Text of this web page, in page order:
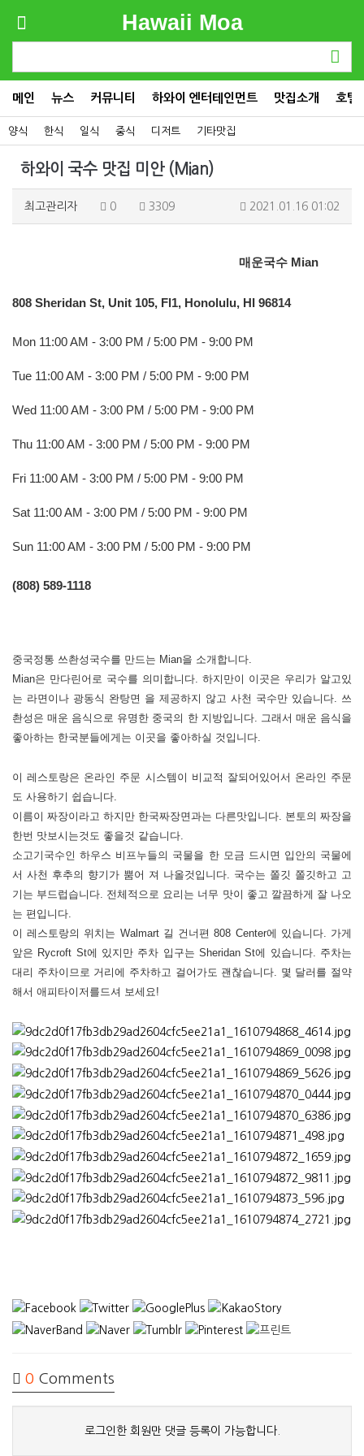
Hawaii Moa
메인 뉴스 커뮤니티 하와이 엔터테인먼트 맛집소개 호텔
양식 한식 일식 중식 디저트 기타맛집
하와이 국수 맛집 미안 (Mian)
최고관리자 0 3309 2021.01.16 01:02
매운국수 Mian
808 Sheridan St, Unit 105, Fl1, Honolulu, HI 96814
Mon 11:00 AM - 3:00 PM / 5:00 PM - 9:00 PM
Tue 11:00 AM - 3:00 PM / 5:00 PM - 9:00 PM
Wed 11:00 AM - 3:00 PM / 5:00 PM - 9:00 PM
Thu 11:00 AM - 3:00 PM / 5:00 PM - 9:00 PM
Fri 11:00 AM - 3:00 PM / 5:00 PM - 9:00 PM
Sat 11:00 AM - 3:00 PM / 5:00 PM - 9:00 PM
Sun 11:00 AM - 3:00 PM / 5:00 PM - 9:00 PM
(808) 589-1118
중국정통 쓰촨성국수를 만드는 Mian을 소개합니다.
Mian은 만다린어로 국수를 의미합니다. 하지만이 이곳은 우리가 알고있
는 라면이나 광동식 완탕면 을 제공하지 않고 사천 국수만 있습니다. 쓰
촨성은 매운 음식으로 유명한 중국의 한 지방입니다. 그래서 매운 음식을
좋아하는 한국분들에게는 이곳을 좋아하실 것입니다.
이 레스토랑은 온라인 주문 시스템이 비교적 잘되어있어서 온라인 주문
도 사용하기 쉽습니다.
이름이 짜장이라고 하지만 한국짜장면과는 다른맛입니다. 본토의 짜장을
한번 맛보시는것도 좋을것 같습니다.
소고기국수인 하우스 비프누들의 국물을 한 모금 드시면 입안의 국물에
서 사천 후추의 향기가 뿜어 져 나올것입니다. 국수는 쫄깃 쫄깃하고 고
기는 부드럽습니다. 전체적으로 요리는 너무 맛이 좋고 깔끔하게 잘 나오
는 편입니다.
이 레스토랑의 위치는 Walmart 길 건너편 808 Center에 있습니다. 가게
앞은 Rycroft St에 있지만 주차 입구는 Sheridan St에 있습니다. 주차는
대리 주차이므로 거리에 주차하고 걸어가도 괜찮습니다. 몇 달러를 절약
해서 애피타이저를드셔 보세요!
0 Comments
로그인한 회원만 댓글 등록이 가능합니다.